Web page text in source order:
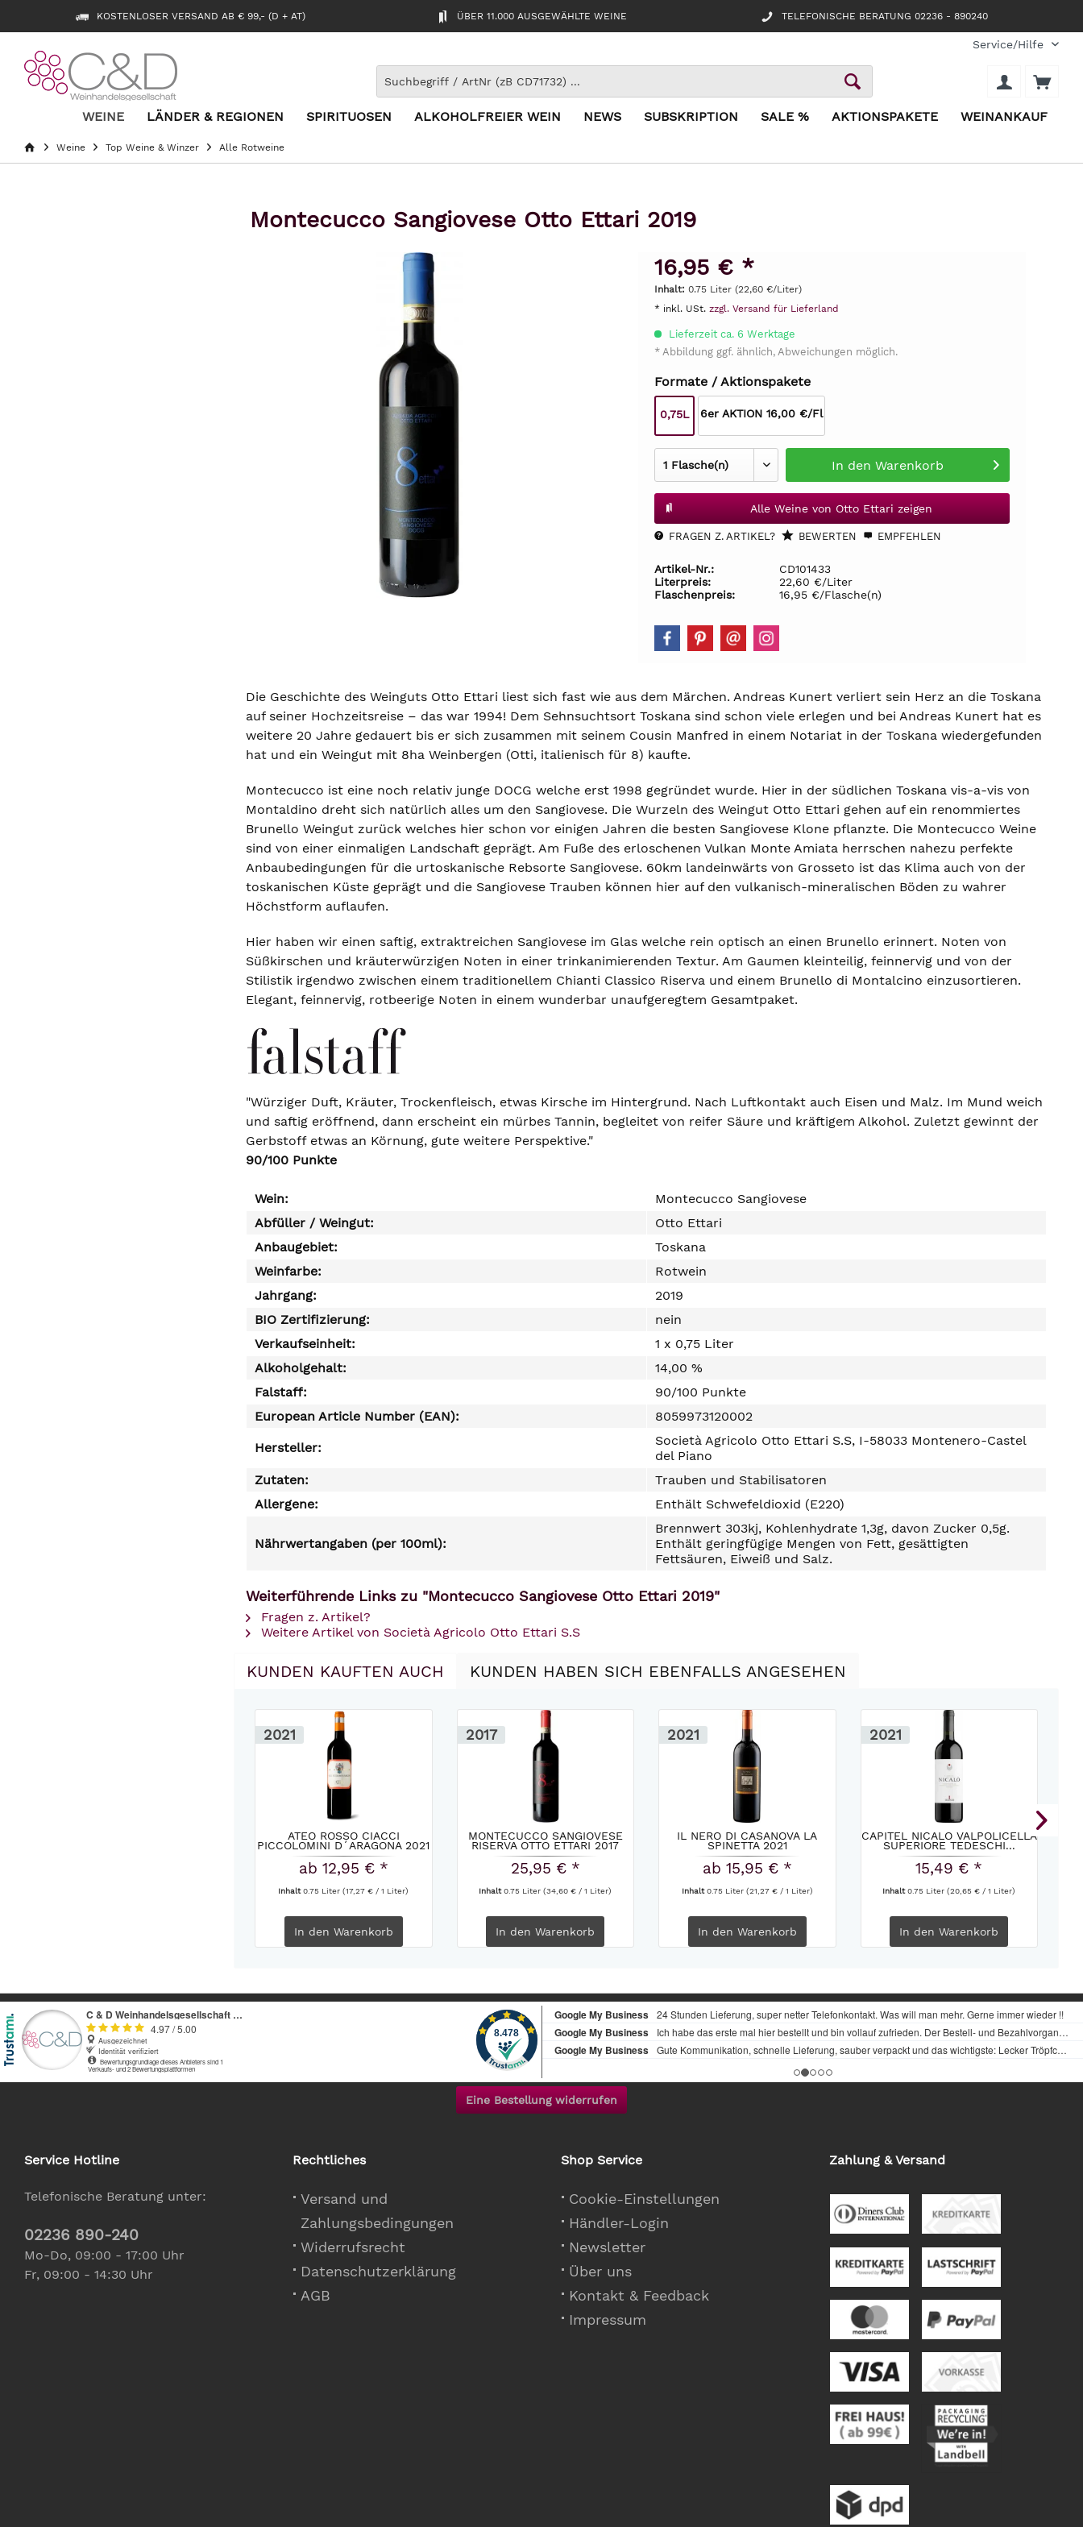
KOSTENLOSER VERSAND AB € 99,- (D + AT) ÜBER 11.000 AUSGEWÄHLTE WEINE TELEFONISCHE BERATUNG 02236 - 890240
Service/Hilfe
WEINE LÄNDER & REGIONEN SPIRITUOSEN ALKOHOLFREIER WEIN NEWS SUBSKRIPTION SALE % AKTIONSPAKETE WEINANKAUF
Weine Top Weine & Winzer Alle Rotweine
Montecucco Sangiovese Otto Ettari 2019
16,95 € *
Inhalt: 0.75 Liter (22,60 €/Liter)
* inkl. USt. zzgl. Versand für Lieferland
Lieferzeit ca. 6 Werktage
* Abbildung ggf. ähnlich, Abweichungen möglich.
Formate / Aktionspakete
0,75L 6er AKTION 16,00 €/Fl
In den Warenkorb
Alle Weine von Otto Ettari zeigen
FRAGEN Z. ARTIKEL? BEWERTEN EMPFEHLEN
Artikel-Nr.:
CD101433
Literpreis:
22,60 €/Liter
Flaschenpreis:
16,95 €/Flasche(n)
Die Geschichte des Weinguts Otto Ettari liest sich fast wie aus dem Märchen. Andreas Kunert verliert sein Herz an die Toskana
auf seiner Hochzeitsreise – das war 1994! Dem Sehnsuchtsort Toskana sind schon viele erlegen und bei Andreas Kunert hat es
weitere 20 Jahre gedauert bis er sich zusammen mit seinem Cousin Manfred in einem Notariat in der Toskana wiedergefunden
hat und ein Weingut mit 8ha Weinbergen (Otti, italienisch für 8) kaufte.
Montecucco ist eine noch relativ junge DOCG welche erst 1998 gegründet wurde. Hier in der südlichen Toskana vis-a-vis von
Montaldino dreht sich natürlich alles um den Sangiovese. Die Wurzeln des Weingut Otto Ettari gehen auf ein renommiertes
Brunello Weingut zurück welches hier schon vor einigen Jahren die besten Sangiovese Klone pflanzte. Die Montecucco Weine
sind von einer einmaligen Landschaft geprägt. Am Fuße des erloschenen Vulkan Monte Amiata herrschen nahezu perfekte
Anbaubedingungen für die urtoskanische Rebsorte Sangiovese. 60km landeinwärts von Grosseto ist das Klima auch von der
toskanischen Küste geprägt und die Sangiovese Trauben können hier auf den vulkanisch-mineralischen Böden zu wahrer
Höchstform auflaufen.
Hier haben wir einen saftig, extraktreichen Sangiovese im Glas welche rein optisch an einen Brunello erinnert. Noten von
Süßkirschen und kräuterwürzigen Noten in einer trinkanimierenden Textur. Am Gaumen kleinteilig, feinnervig und von der
Stilistik irgendwo zwischen einem traditionellem Chianti Classico Riserva und einem Brunello di Montalcino einzusortieren.
Elegant, feinnervig, rotbeerige Noten in einem wunderbar unaufgeregtem Gesamtpaket.
"Würziger Duft, Kräuter, Trockenfleisch, etwas Kirsche im Hintergrund. Nach Luftkontakt auch Eisen und Malz. Im Mund weich
und saftig eröffnend, dann erscheint ein mürbes Tannin, begleitet von reifer Säure und kräftigem Alkohol. Zuletzt gewinnt der
Gerbstoff etwas an Körnung, gute weitere Perspektive."
90/100 Punkte
Wein:
Montecucco Sangiovese
Abfüller / Weingut:
Otto Ettari
Anbaugebiet:
Toskana
Weinfarbe:
Rotwein
Jahrgang:
2019
BIO Zertifizierung:
nein
Verkaufseinheit:
1 x 0,75 Liter
Alkoholgehalt:
14,00 %
Falstaff:
90/100 Punkte
European Article Number (EAN):
8059973120002
Hersteller:
Società Agricolo Otto Ettari S.S, I-58033 Montenero-Castel
del Piano
Zutaten:
Trauben und Stabilisatoren
Allergene:
Enthält Schwefeldioxid (E220)
Nährwertangaben (per 100ml):
Brennwert 303kj, Kohlenhydrate 1,3g, davon Zucker 0,5g.
Enthält geringfügige Mengen von Fett, gesättigten
Fettsäuren, Eiweiß und Salz.
Weiterführende Links zu "Montecucco Sangiovese Otto Ettari 2019"
Fragen z. Artikel?
Weitere Artikel von Società Agricolo Otto Ettari S.S
KUNDEN KAUFTEN AUCH KUNDEN HABEN SICH EBENFALLS ANGESEHEN
2021
ATEO ROSSO CIACCI
PICCOLOMINI D´ARAGONA 2021
ab 12,95 € *
Inhalt0.75 Liter(17,27 € / 1 Liter)
In den Warenkorb
2017
MONTECUCCO SANGIOVESE
RISERVA OTTO ETTARI 2017
25,95 € *
Inhalt0.75 Liter(34,60 € / 1 Liter)
In den Warenkorb
2021
IL NERO DI CASANOVA LA
SPINETTA 2021
ab 15,95 € *
Inhalt0.75 Liter (21,27 € / 1 Liter)
In den Warenkorb
2021
CAPITEL NICALO VALPOLICELLA
SUPERIORE TEDESCHI...
15,49 € *
Inhalt0.75 Liter(20,65 € / 1 Liter)
In den Warenkorb
Eine Bestellung widerrufen
Service Hotline
Telefonische Beratung unter:
02236 890-240
Mo-Do, 09:00 - 17:00 Uhr
Fr, 09:00 - 14:30 Uhr
Rechtliches
Versand und
Zahlungsbedingungen
Widerrufsrecht
Datenschutzerklärung
AGB
Shop Service
Cookie-Einstellungen
Händler-Login
Newsletter
Über uns
Kontakt & Feedback
Impressum
Zahlung & Versand